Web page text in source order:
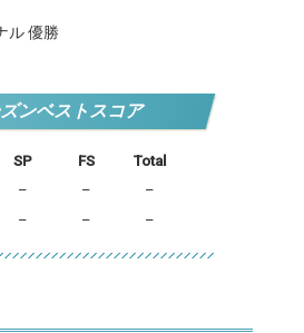
ル 優勝
ンベストスコア
SP FS
Total
– –
–
– – –